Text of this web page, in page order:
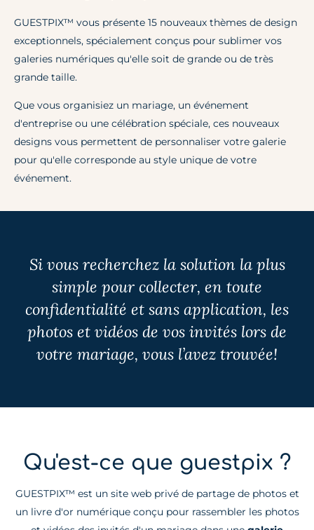
GUESTPIX™ vous présente 15 nouveaux thèmes de design
exceptionnels, spécialement conçus pour sublimer vos
galeries numériques qu'elle soit de grande ou de très
grande taille.
Que vous organisiez un mariage, un événement
d'entreprise ou une célébration spéciale, ces nouveaux
designs vous permettent de personnaliser votre galerie
pour qu'elle corresponde au style unique de votre
événement.
Si vous recherchez la solution la plus
simple pour collecter, en toute
confidentialité et sans application, les
photos et vidéos de vos invités lors de
votre mariage, vous l’avez trouvée!
Qu'est-ce que guestpix ?
GUESTPIX™ est un site web privé de partage de photos et
un livre d'or numérique conçu pour rassembler les photos